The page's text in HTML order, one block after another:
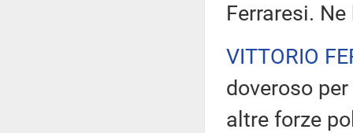
Ferraresi.
VITTORIO
doveroso
altre forze